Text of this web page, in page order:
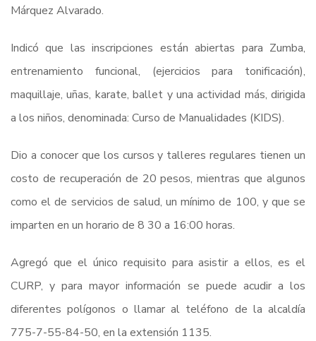
Márquez Alvarado.
Indicó que las inscripciones están abiertas para Zumba,
entrenamiento funcional, (ejercicios para tonificación),
maquillaje, uñas, karate, ballet y una actividad más, dirigida
a los niños, denominada: Curso de Manualidades (KIDS).
Dio a conocer que los cursos y talleres regulares tienen un
costo de recuperación de 20 pesos, mientras que algunos
como el de servicios de salud, un mínimo de 100, y que se
imparten en un horario de 8 30 a 16:00 horas.
Agregó que el único requisito para asistir a ellos, es el
CURP, y para mayor información se puede acudir a los
diferentes polígonos o llamar al teléfono de la alcaldía
775-7-55-84-50, en la extensión 1135.